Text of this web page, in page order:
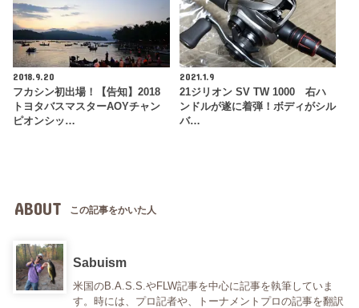
2018.9.20
フカシン初出場！【告知】2018
トヨタバスマスターAOYチャン
ピオンシッ…
2021.1.9
21ジリオン SV TW 1000 右ハ
ンドルが遂に着弾！ボディがシル
バ…
ABOUT この記事をかいた人
Sabuism
米国のB.A.S.S.やFLW記事を中心に記事を執筆していま
す。時には、プロ記者や、トーナメントプロの記事を翻訳